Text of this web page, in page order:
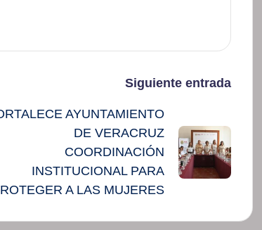
Siguiente entrada
AYUNTAMIENTO
DE VERACRUZ
COORDINACIÓN
INSTITUCIONAL PARA
A LAS MUJERES